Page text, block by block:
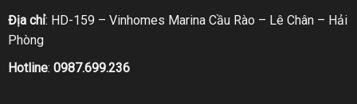
Địa chỉ: HD-159 – Vinhomes Marina Cầu Rào – Lê Chân – Hải
Phòng
Hotline: 0987.699.236